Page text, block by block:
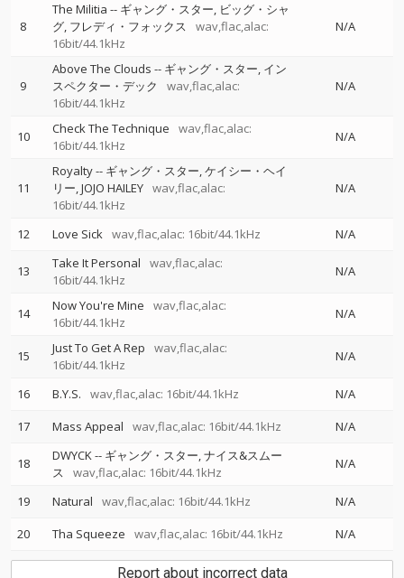
8
The Militia -- ギャング・スター ビッグ・シャ
グ フレディ・フォックス
wav,flac,alac:
16bit/44.1kHz
N/A
9
Above The Clouds -- ギャング・スター イン
スペクター・デック
wav,flac,alac:
16bit/44.1kHz
N/A
10 Check The Technique
wav,flac,alac:
16bit/44.1kHz
N/A
11
Royalty-- ギャング・スター ケイシー・ヘイ
リー JOJO HAILEY wav,flac,alac:
16bit/44.1kHz
N/A
12 Love Sick wav,flac,alac: 16bit/44.1kHz N/A
13 Take It Personal
wav,flac,alac:
16bit/44.1kHz
N/A
14 Now You're Mine
wav,flac,alac:
16bit/44.1kHz
N/A
15 Just To Get A Rep
wav,flac,alac:
16bit/44.1kHz
N/A
16 B.Y.S. wav,flac,alac: 16bit/44.1kHz
N/A
17
Mass Appeal wav,flac,alac: 16bit/44.1kHz N/A
18 DWYCK-- ギャング・スター ナイス&スムー
ス
wav,flac,alac: 16bit/44.1kHz
N/A
19 Natural wav,flac,alac: 16bit/44.1kHz
N/A
20
Tha Squeeze wav,flac,alac: 16bit/44.1kHz N/A
Report about incorrect data